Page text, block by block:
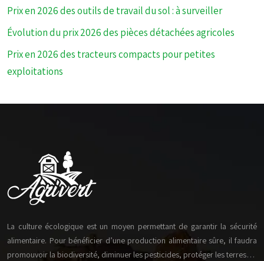
Prix en 2026 des outils de travail du sol : à surveiller
Évolution du prix 2026 des pièces détachées agricoles
Prix en 2026 des tracteurs compacts pour petites
exploitations
La culture écologique est un moyen permettant de garantir la sécurité
alimentaire. Pour bénéficier d’une production alimentaire sûre, il faudra
promouvoir la biodiversité, diminuer les pesticides, protéger les terres…